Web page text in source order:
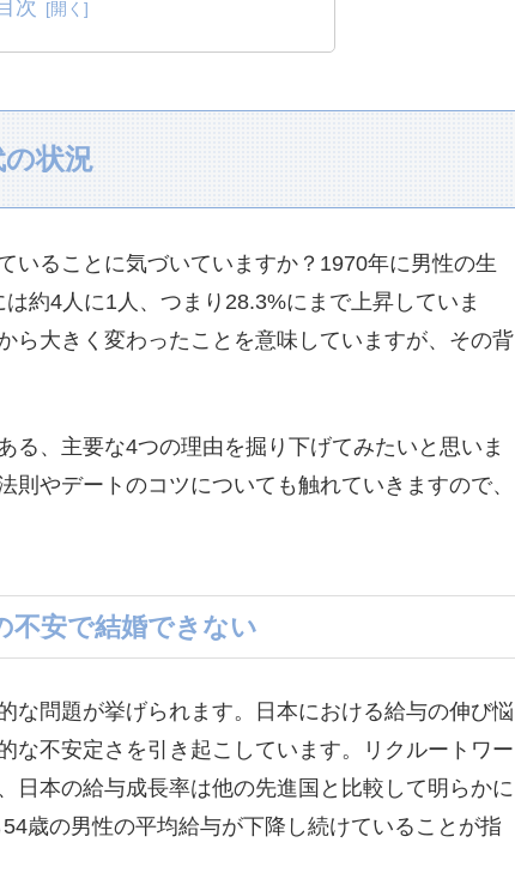
次
状況
いることに気づいていますか？1970年に男性の生
約4人に1人、つまり28.3%にまで上昇していま
ら大きく変わったことを意味していますが、その背
る、主要な4つの理由を掘り下げてみたいと思いま
やデートのコツについても触れていきますので、
不安で結婚できない
な問題が挙げられます。日本における給与の伸び悩
な不安定さを引き起こしています。リクルートワー
日本の給与成長率は他の先進国と比較して明らかに
歳の男性の平均給与が下降し続けていることが指